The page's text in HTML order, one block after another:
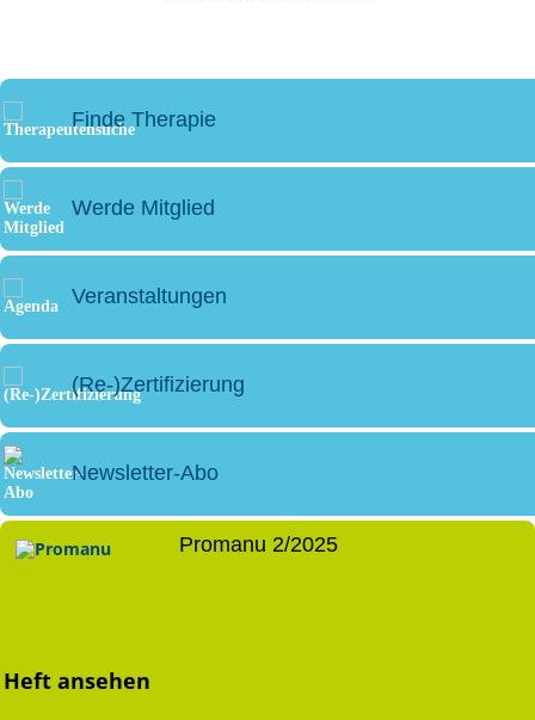
Finde Therapie
Werde Mitglied
Veranstaltungen
(Re-)Zertifizierung
Newsletter-Abo
Promanu 2/2025
Heft ansehen